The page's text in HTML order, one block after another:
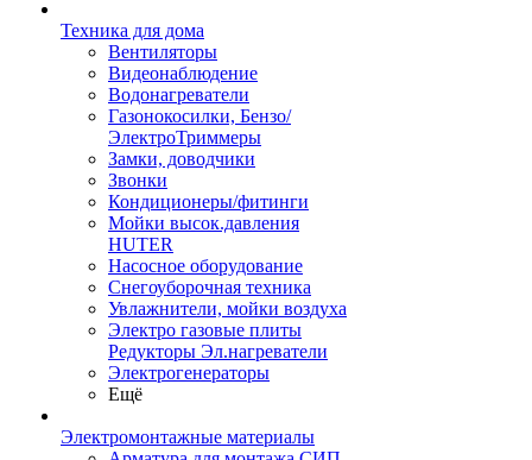
Техника для дома
Вентиляторы
Видеонаблюдение
Водонагреватели
Газонокосилки, Бензо/
ЭлектроТриммеры
Замки, доводчики
Звонки
Кондиционеры/фитинги
Мойки высок.давления
HUTER
Насосное оборудование
Снегоуборочная техника
Увлажнители, мойки воздуха
Электро газовые плиты
Редукторы Эл.нагреватели
Электрогенераторы
Ещё
Электромонтажные материалы